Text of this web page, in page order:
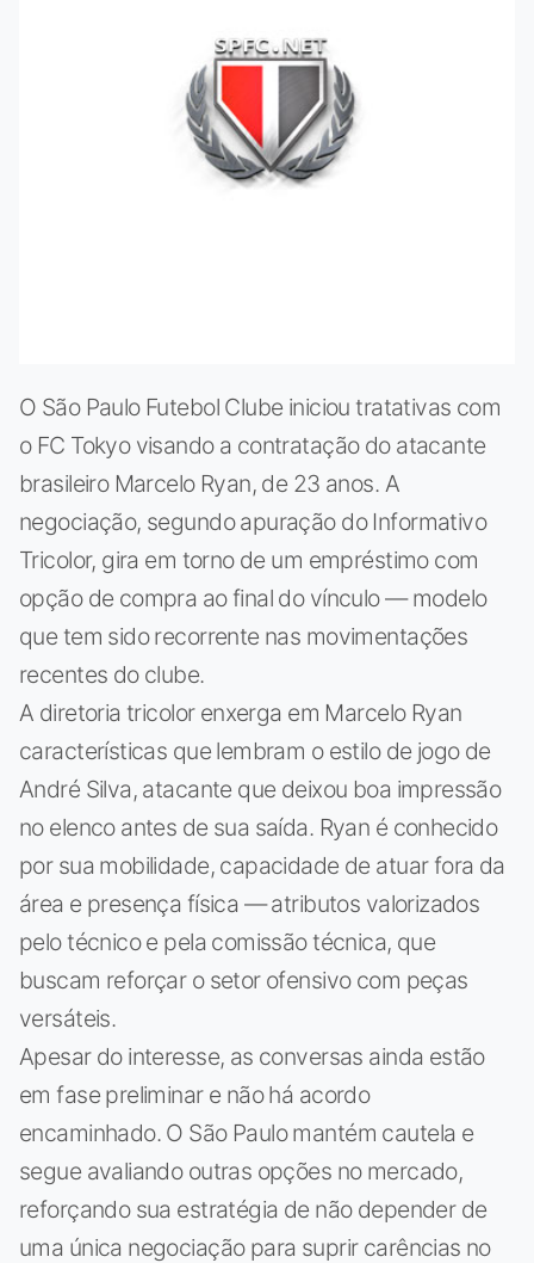
O São Paulo Futebol Clube iniciou tratativas com
o FC Tokyo visando a contratação do atacante
brasileiro Marcelo Ryan, de 23 anos. A
negociação, segundo apuração do Informativo
Tricolor, gira em torno de um empréstimo com
opção de compra ao final do vínculo — modelo
que tem sido recorrente nas movimentações
recentes do clube.
A diretoria tricolor enxerga em Marcelo Ryan
características que lembram o estilo de jogo de
André Silva, atacante que deixou boa impressão
no elenco antes de sua saída. Ryan é conhecido
por sua mobilidade, capacidade de atuar fora da
área e presença física — atributos valorizados
pelo técnico e pela comissão técnica, que
buscam reforçar o setor ofensivo com peças
versáteis.
Apesar do interesse, as conversas ainda estão
em fase preliminar e não há acordo
encaminhado. O São Paulo mantém cautela e
segue avaliando outras opções no mercado,
reforçando sua estratégia de não depender de
uma única negociação para suprir carências no